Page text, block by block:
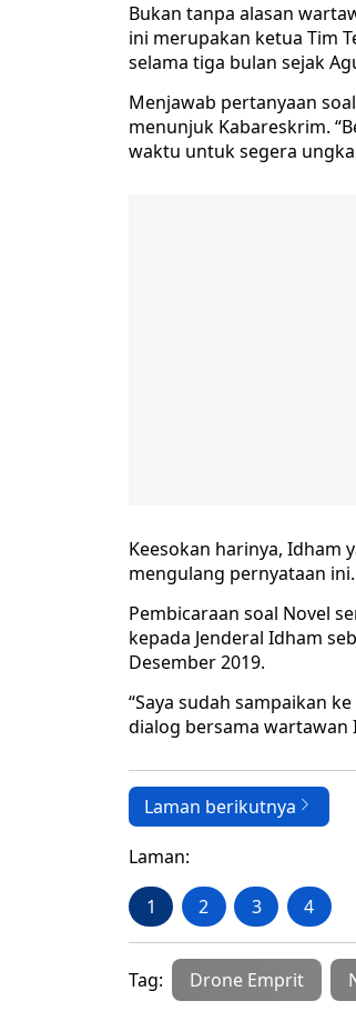
Bukan tanpa alasan
ini merupakan ketua Tim
selama tiga bulan sejak
Menjawab pertanyaan
menunjuk Kabareskrim.
waktu untuk segera
Keesokan harinya, Idham
mengulang pernyataan
Pembicaraan soal Novel
kepada Jenderal Idham
Desember 2019.
“Saya sudah sampaikan
dialog bersama wartawan
Laman berikutnya
Laman:
1 2 3 4
Tag: Drone Emprit